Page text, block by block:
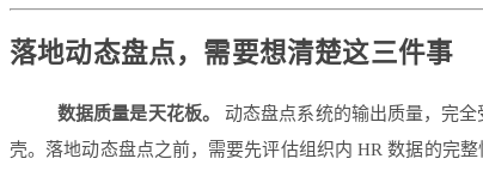
落地动态盘点，需要想清楚这三件事
数据质量是天花板。
动态盘点系统的输出质量，完
壳。落地动态盘点之前，需要先评估组织内 HR 数据的完整